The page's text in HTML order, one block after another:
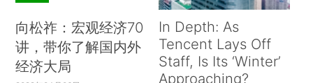
向松祚：宏观经济70
讲，带你了解国内外
经济大局
In Depth: As
Tencent Lays Off
Staff, Is Its ‘Winter’
Approaching?